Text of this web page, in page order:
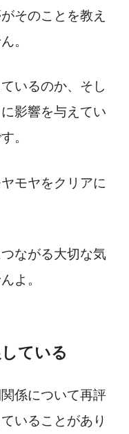
そのことを教え
。
いるのか、そし
影響を与えてい
。
モヤをクリアに
ながる大切な気
よ。
ている
係について再評
いることがあり